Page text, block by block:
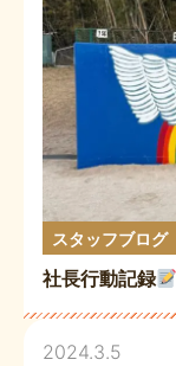
スタッフブログ
社長行動記録
2024.3.5